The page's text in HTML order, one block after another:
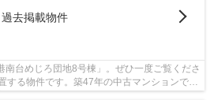
過去掲載物件
南台めじろ団地8号棟」。ぜひ一度ご覧くださ
する物件です。築47年の中古マンションで
情報をお探しなら、京...